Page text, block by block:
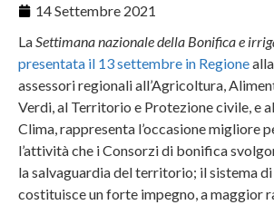
14 Settembre 2021
LaSettimana nazionale della Bonifica e
presentata il 13 settembre in Regione
assessori regionali all’Agricoltura,
Verdi, al Territorio e Protezione civile, e
Clima, rappresenta l’occasione migliore
l’attività che i Consorzi di bonifica
la salvaguardia del territorio; il sistema
costituisce un forte impegno, a maggior